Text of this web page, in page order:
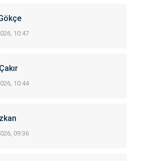
10:47
10:44
09:36